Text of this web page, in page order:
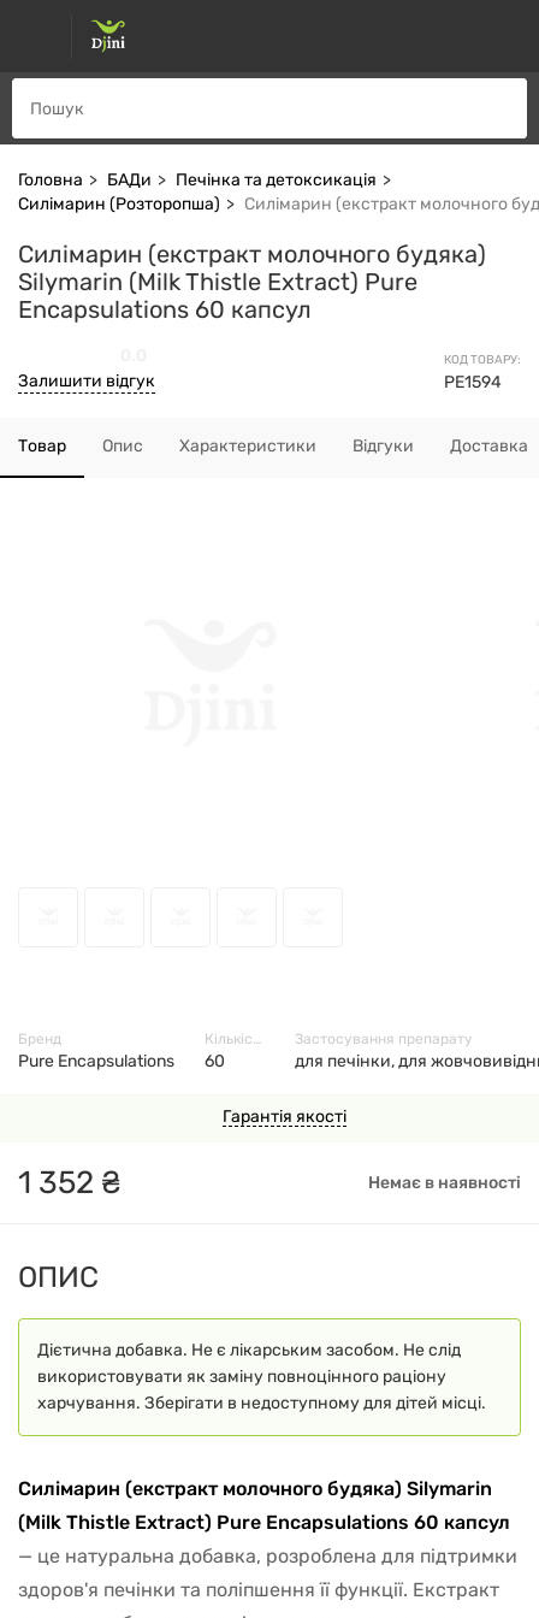
Головна БАДи
Печінка та детоксикація
Силімарин (Розторопша)
Силімарин (екстракт молочного
Силімарин (екстракт молочного будяка)
Silymarin (Milk Thistle Extract) Pure
Encapsulations 60 капсул
КОД ТОВАРУ:
PE1594
Залишити відгук
Товар Опис Характеристики Відгуки Доставка
Гарантія якості
1 352 ₴ Немає в наявності
Бренд
Pure Encapsulations
Кількість в упаковці
60
Застосування препарату
для печінки, для
ОПИС
Дієтична добавка. Не є лікарським засобом. Не слід
використовувати як заміну повноцінного раціону
харчування. Зберігати в недоступному для дітей місці.
Силімарин (екстракт молочного будяка) Silymarin
(Milk Thistle Extract) Pure Encapsulations 60 капсул
— це натуральна добавка, розроблена для підтримки
здоров'я печінки та поліпшення її функції. Екстракт